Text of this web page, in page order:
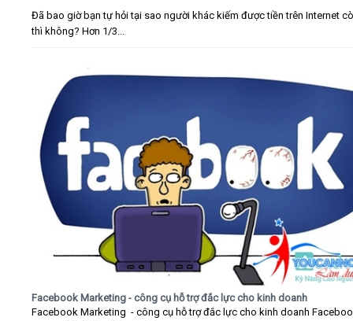
Đã bao giờ bạn tự hỏi tại sao người khác kiếm được tiền trên Internet
thì không? Hơn 1/3...
Facebook Marketing - công cụ hỗ trợ đắc lực cho kinh doanh
Facebook Marketing - công cụ hỗ trợ đắc lực cho kinh doanh